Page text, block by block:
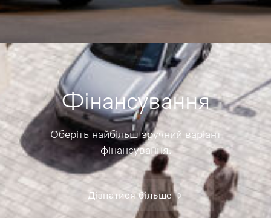
Фінансування
Оберіть найбільш зручний варіант
фінансування.
Дізнатися більше